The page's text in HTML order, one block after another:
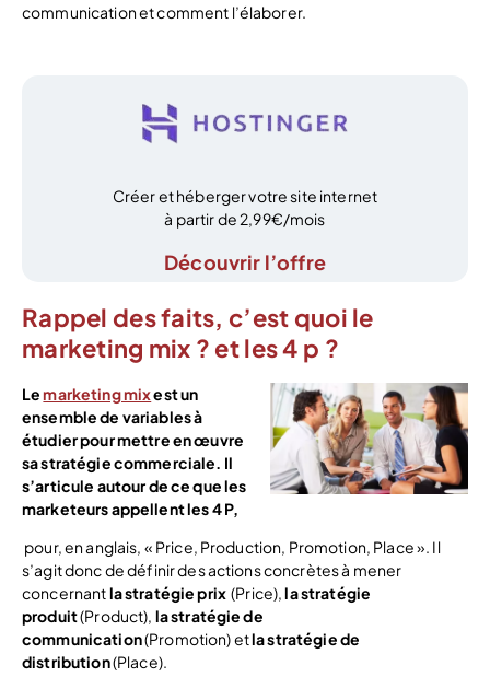
communication et comment l’élaborer.
Créer et héberger votre site internet
à partir de 2,99€/mois
Découvrir l’offre
Rappel des faits, c’est quoi le
marketing mix ? et les 4 p ?
Lemarketing mixest un
ensemble de variables à
étudier pour mettre en œuvre
sa stratégie commerciale. Il
s’articule autour de ce que les
marketeurs appellent les 4 P,
pour, en anglais, « Price, Production, Promotion, Place ». Il
s’agit donc de définir des actions concrètes à mener
concernantla stratégie prix(Price),la stratégie
produit(Product), la stratégie de
communication(Promotion) etla stratégie de
distribution(Place).